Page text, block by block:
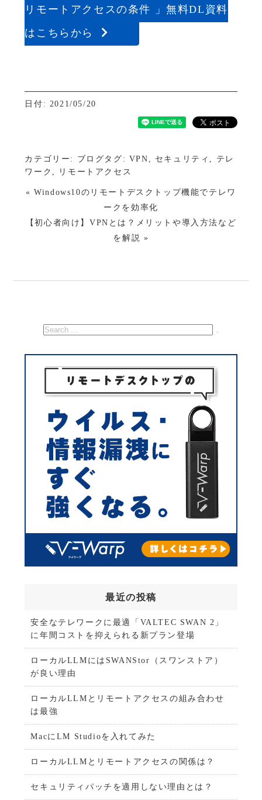
リモートアクセスの条件 」無料DL資料
はこちらから
日付: 2021/05/20
カテゴリー: ブログ タグ: VPN セキュリティ
テレ
ワーク
リモートアクセス
« Windows10のリモートデスクトップ機能でテレワ
ークを効率化
【初心者向け】VPNとは？メリットや導入方法など
を解説 »
最近の投稿
安全なテレワークに最適「VALTEC SWAN 2」
に年間コストを抑えられる新プラン登場
ローカルLLMにはSWANStor（スワンストア）
が良い理由
ローカルLLMとリモートアクセスの組み合わせ
は最強
MacにLM Studioを入れてみた
ローカルLLMとリモートアクセスの関係は？
セキュリティパッチを適用しない理由とは？